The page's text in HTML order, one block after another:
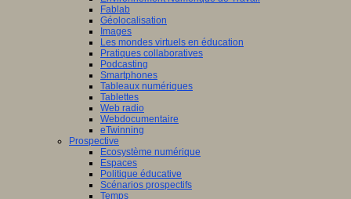
Fablab
Géolocalisation
Images
Les mondes virtuels en éducation
Pratiques collaboratives
Podcasting
Smartphones
Tableaux numériques
Tablettes
Web radio
Webdocumentaire
eTwinning
Prospective
Ecosystème numérique
Espaces
Politique éducative
Scénarios prospectifs
Temps